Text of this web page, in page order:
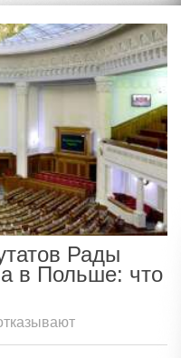
Рады
в Польше: что